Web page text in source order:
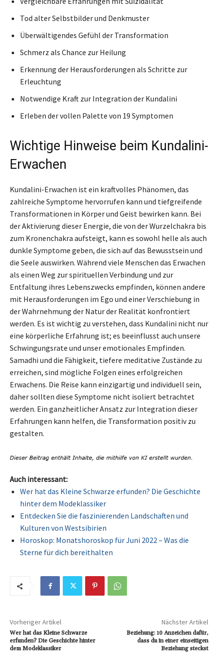
Tod alter Selbstbilder und Denkmuster
Überwältigendes Gefühl der Transformation
Schmerz als Chance zur Heilung
Erkennung der Herausforderungen als Schritte zur
Erleuchtung
Notwendige Kraft zur Integration der Kundalini
Erleben der vollen Palette von 19 Symptomen
Wichtige Hinweise beim Kundalini-
Erwachen
Kundalini-Erwachen ist ein kraftvolles Phänomen, das
zahlreiche Symptome hervorrufen kann und tiefgreifende
Transformationen in Körper und Geist bewirken kann. Bei
der Aktivierung dieser Energie, die von der Wurzelchakra bis
zum Kronenchakra aufsteigt, kann es sowohl helle als auch
dunkle Symptome geben, die sich auf das Bewusstsein und
die Seele auswirken. Während viele Menschen das Erwachen
als einen Weg zur spirituellen Verbindung und zur
Entfaltung ihres Lebenszwecks empfinden, können andere
mit Herausforderungen im Ego und einer Verschiebung in
der Wahrnehmung der Natur der Realität konfrontiert
werden. Es ist wichtig zu verstehen, dass Kundalini nicht nur
eine körperliche Erfahrung ist; es beeinflusst auch unsere
Schwingungsrate und unser emotionales Empfinden.
Samadhi und die Fähigkeit, tiefere meditative Zustände zu
erreichen, sind mögliche Folgen eines erfolgreichen
Erwachens. Die Reise kann einzigartig und individuell sein,
daher sollten diese Symptome nicht isoliert betrachtet
werden. Ein ganzheitlicher Ansatz zur Integration dieser
Erfahrungen kann helfen, die Transformation positiv zu
gestalten.
Auch interessant:
Wer hat das Kleine Schwarze erfunden? Die Geschichte
hinter dem Modeklassiker
Entdecken Sie die faszinierenden Landschaften und
Kulturen von Westsibirien
Horoskop: Monatshoroskop für Juni 2022 – Was die
Sterne für dich bereithalten
Vorheriger Artikel
Wer hat das Kleine Schwarze
erfunden? Die Geschichte hinter
dem Modeklassiker
Nächster Artikel
Beziehung: 10 Anzeichen dafür,
dass du in einer einseitigen
Beziehung steckst